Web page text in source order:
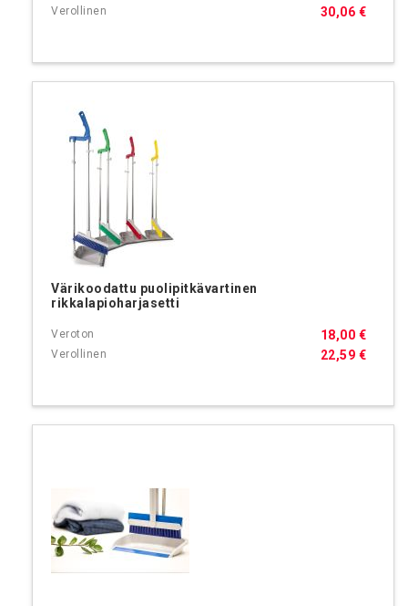
30,06 €
Värikoodattu puolipitkävartinen
rikkalapioharjasetti
22,59 €
18,00 €